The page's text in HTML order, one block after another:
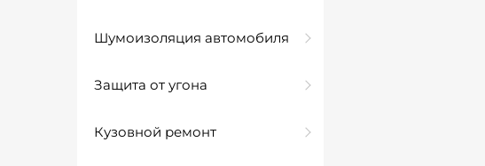
Шумоизоляция автомобиля
Защита от угона
Кузовной ремонт